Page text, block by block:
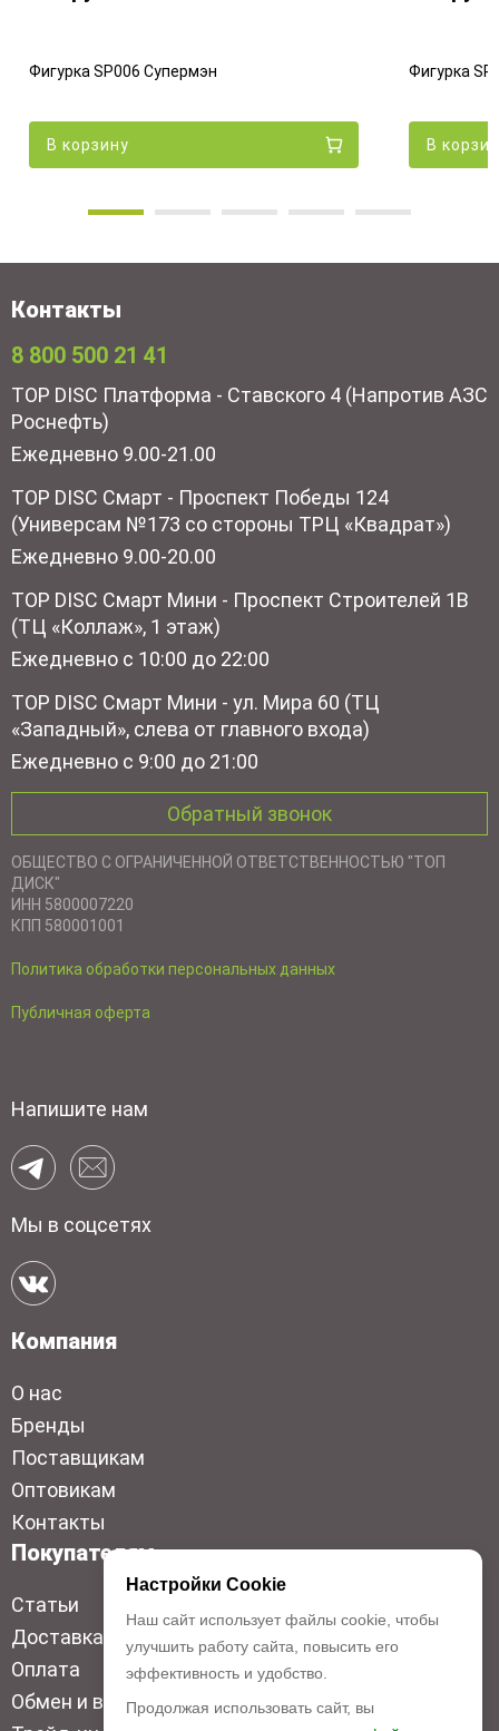
Фигурка SP006 Супермэн
В корзину
Фигурка
В
Контакты
8 800 500 21 41
TOP DISC Платформа - Ставского 4 (Напротив АЗС
Роснефть)
Ежедневно 9.00-21.00
TOP DISC Смарт - Проспект Победы 124
(Универсам №173 со стороны ТРЦ «Квадрат»)
Ежедневно 9.00-20.00
TOP DISC Смарт Мини - Проспект Строителей 1В
(ТЦ «Коллаж», 1 этаж)
Ежедневно с 10:00 до 22:00
TOP DISC Смарт Мини - ул. Мира 60 (ТЦ
«Западный», слева от главного входа)
Ежедневно с 9:00 до 21:00
Обратный звонок
ОБЩЕСТВО С ОГРАНИЧЕННОЙ ОТВЕТСТВЕННОСТЬЮ "ТОП
ДИСК"
ИНН 5800007220
КПП 580001001
Политика обработки персональных данных
Публичная оферта
Напишите нам
Мы в соцсетях
Компания
О нас
Бренды
Поставщикам
Оптовикам
Контакты
Покупателям
Статьи
Доставка
Оплата
Обмен и возврат
Настройки Cookie
Наш сайт использует файлы cookie, чтобы
улучшить работу сайта, повысить его
эффективность и удобство.
Продолжая использовать сайт, вы